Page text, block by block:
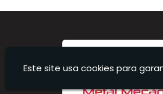
Este site usa cookies para